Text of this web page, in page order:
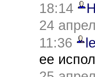
18:14
24
11:36
ее